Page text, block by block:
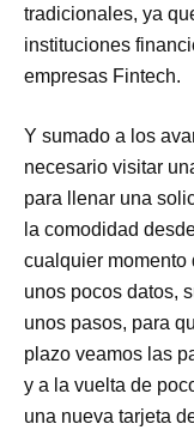
tradicionales, ya
instituciones
empresas Fintech.
Y sumado a los
necesario visitar
para llenar una
la comodidad
cualquier momento
unos pocos datos,
unos pasos, para
plazo veamos las
y a la vuelta de
una nueva tarjeta